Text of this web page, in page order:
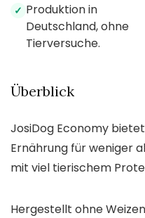
✓ Produktion in
Deutschland, ohne
Tierversuche.
Überblick
JosiDog Economy
Ernährung für weniger
mit viel tierischem
Hergestellt ohne